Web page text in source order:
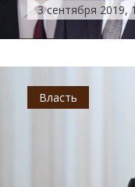
3 сентября 2019,
Власть